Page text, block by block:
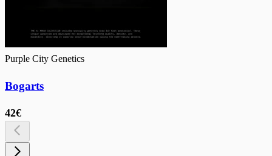
Purple City Genetics
Bogarts
42€